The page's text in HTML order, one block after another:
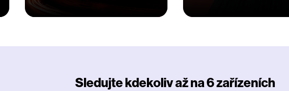
Sledujte kdekoliv až na 6 zařízeních